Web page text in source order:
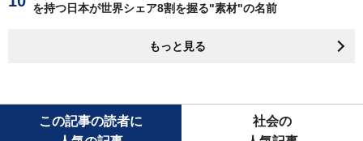
を持つ日本が世界シェア8割を握る"素材"の名前
もっと見る
この記事の読者に
社会の